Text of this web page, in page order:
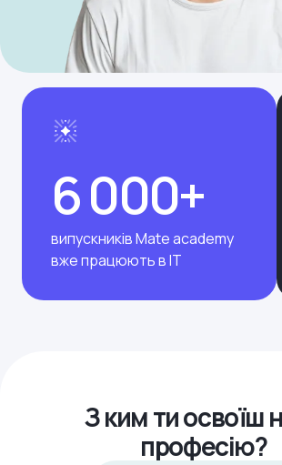
6 000+
випускників Mate academy
вже працюють в ІТ
З ким ти освоїш
професію?